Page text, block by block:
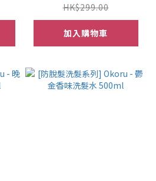
HK$299.00
加入購物車